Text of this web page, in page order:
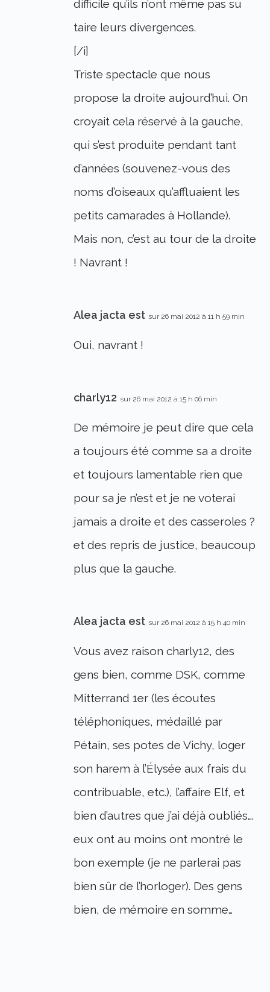
difficile qu’ils n’ont même pas su
taire leurs divergences.
[/i]
Triste spectacle que nous
propose la droite aujourd’hui. On
croyait cela réservé à la gauche,
qui s’est produite pendant tant
d’années (souvenez-vous des
noms d’oiseaux qu’affluaient les
petits camarades à Hollande).
Mais non, c’est au tour de la droite
! Navrant !
Alea jacta est sur 26 mai 2012 à 11 h 59 min
Oui, navrant !
charly12 sur 26 mai 2012 à 15 h 06 min
De mémoire je peut dire que cela
a toujours été comme sa a droite
et toujours lamentable rien que
pour sa je n’est et je ne voterai
jamais a droite et des casseroles ?
et des repris de justice, beaucoup
plus que la gauche.
Alea jacta est sur 26 mai 2012 à 15 h 40 min
Vous avez raison charly12, des
gens bien, comme DSK, comme
Mitterrand 1er (les écoutes
téléphoniques, médaillé par
Pétain, ses potes de Vichy, loger
son harem à l’Élysée aux frais du
contribuable, etc.), l’affaire Elf, et
bien d’autres que j’ai déjà oubliés….
eux ont au moins ont montré le
bon exemple (je ne parlerai pas
bien sûr de l’horloger). Des gens
bien, de mémoire en somme…